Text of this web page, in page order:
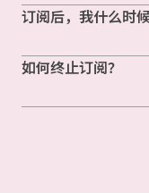
订阅后，我什么时
如何终止订阅？